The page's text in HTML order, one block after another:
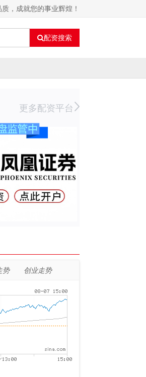
，成就您的事业辉煌！
配资搜索
更多配资平台
势 创业走势